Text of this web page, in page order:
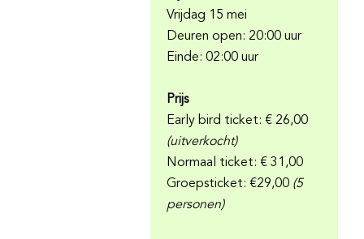
Vrijdag 15 mei
Deuren open: 20:00 uur
Einde: 02:00 uur
Prijs
Early bird ticket: € 26,00
(uitverkocht)
Normaal ticket: € 31,00
Groepsticket: €29,00 (5
personen)